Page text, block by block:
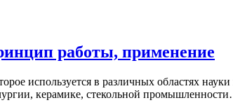
работы, применение
используется в различных областях
керамике, стекольной